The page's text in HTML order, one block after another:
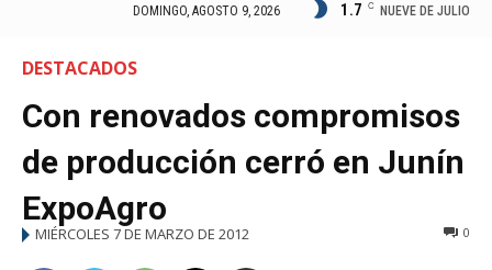
DOMINGO, AGOSTO 9, 2026 1.7 C NUEVE DE JULIO
DESTACADOS
Con renovados compromisos
de producción cerró en Junín
ExpoAgro
MIÉRCOLES 7 DE MARZO DE 2012 0